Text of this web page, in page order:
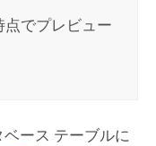
でプレビュー
ース テーブルに